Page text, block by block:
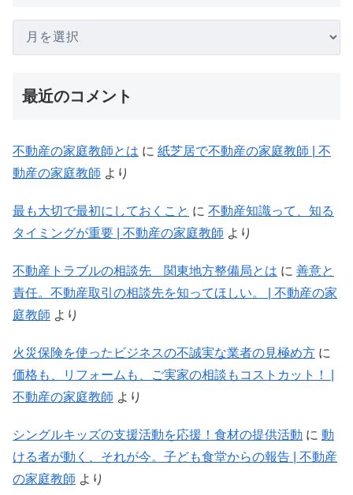
最近のコメント
不動産の家庭教師とは に 紙芝居で不動産の家庭教師 | 不
動産の家庭教師 より
最も大切で最初にしておくこと に 不動産知識って、知る
タイミングが重要 | 不動産の家庭教師 より
不動産トラブルの相談先 関東地方整備局とは に 善意と
責任。不動産取引の相談先を知ってほしい。 | 不動産の家
庭教師 より
火災保険を使ったビジネスの不誠実な業者の見極め方 に
価格も、リフォームも、ご実家の相談もコストカット！ |
不動産の家庭教師 より
シングルキッズの支援活動を応援！食材の提供活動 に 動
ける者が動く、それが今。子ども食堂からの報告 | 不動産
の家庭教師 より